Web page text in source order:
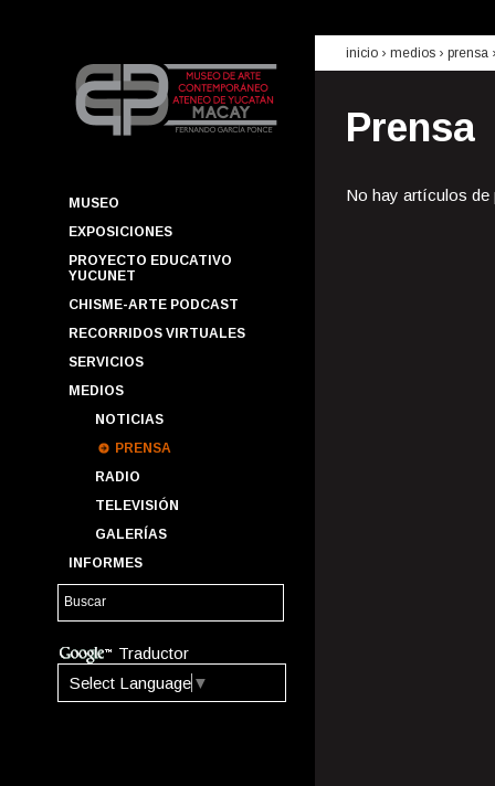
MUSEO
EXPOSICIONES
PROYECTO EDUCATIVO
YUCUNET
CHISME-ARTE PODCAST
RECORRIDOS VIRTUALES
SERVICIOS
MEDIOS
NOTICIAS
PRENSA
RADIO
TELEVISIÓN
GALERÍAS
INFORMES
Traductor
Select Language ▼
inicio › medios › prensa
Prensa
No hay artículos de